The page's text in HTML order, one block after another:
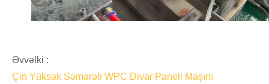
Əvvəlki :
Çin Yüksək Səmərəli WPC Divar Paneli Maşını